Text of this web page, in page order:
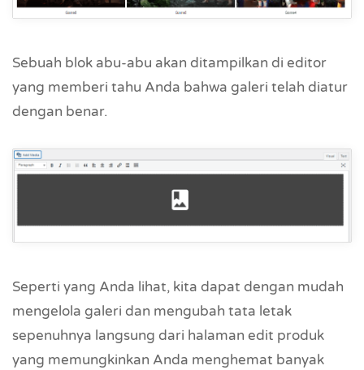
Sebuah blok abu-abu akan ditampilkan di editor
yang memberi tahu Anda bahwa galeri telah diatur
dengan benar.
Seperti yang Anda lihat, kita dapat dengan mudah
mengelola galeri dan mengubah tata letak
sepenuhnya langsung dari halaman edit produk
yang memungkinkan Anda menghemat banyak